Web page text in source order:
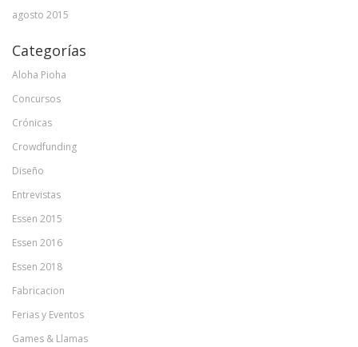
agosto 2015
Categorías
Aloha Pioha
Concursos
Crónicas
Crowdfunding
Diseño
Entrevistas
Essen 2015
Essen 2016
Essen 2018
Fabricacion
Ferias y Eventos
Games & Llamas